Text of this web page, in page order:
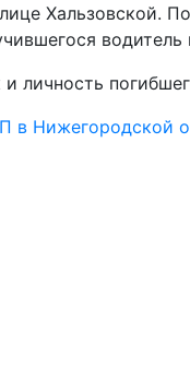
Хальзовской.
личность
в Нижегородской